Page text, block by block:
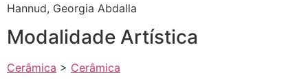
Hannud, Georgia Abdalla
Modalidade Artística
Cerâmica > Cerâmica